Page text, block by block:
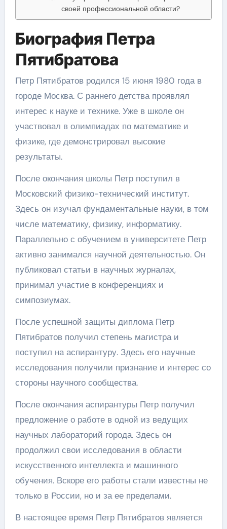
своей профессиональной области?
Биография Петра
Пятибратова
Петр Пятибратов родился 15 июня 1980 года в
городе Москва. С раннего детства проявлял
интерес к науке и технике. Уже в школе он
участвовал в олимпиадах по математике и
физике, где демонстрировал высокие
результаты.
После окончания школы Петр поступил в
Московский физико-технический институт.
Здесь он изучал фундаментальные науки, в том
числе математику, физику, информатику.
Параллельно с обучением в университете Петр
активно занимался научной деятельностью. Он
публиковал статьи в научных журналах,
принимал участие в конференциях и
симпозиумах.
После успешной защиты диплома Петр
Пятибратов получил степень магистра и
поступил на аспирантуру. Здесь его научные
исследования получили признание и интерес со
стороны научного сообщества.
После окончания аспирантуры Петр получил
предложение о работе в одной из ведущих
научных лабораторий города. Здесь он
продолжил свои исследования в области
искусственного интеллекта и машинного
обучения. Вскоре его работы стали известны не
только в России, но и за ее пределами.
В настоящее время Петр Пятибратов является